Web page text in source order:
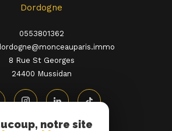
Dordogne
0553801362
8 Rue St Georges
24400
mussidan
notre site